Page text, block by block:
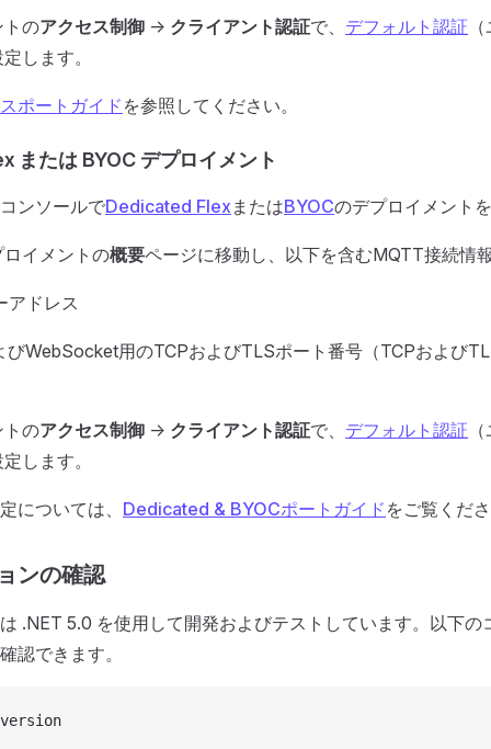
トのアクセス制御 -> クライアント認証で、 デフォルト認証
します。
ポートガイド を参照してください。
または BYOC デプロイメント
ンソールでDedicated Flex またはBYOCのデプロイメント
イメントの概要ページに移動し、以下を含むMQTT接続情
アドレス
びWebSocket用のTCPおよびTLSポート番号（TCPおよび
トのアクセス制御 -> クライアント認証で、 デフォルト認証
します。
については、 Dedicated & BYOCポートガイド をご覧くだ
ンの確認
.NET 5.0 を使用して開発およびテストしています。以下の
認できます。
--version